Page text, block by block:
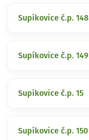
Supíkovice č.p. 148
Supíkovice č.p. 149
Supíkovice č.p. 15
Supíkovice č.p. 150